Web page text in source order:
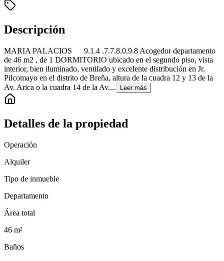
Descripción
MARIA PALACIOS 9.1.4 .7.7.8.0.9.8 Acogedor departamento
de 46 m2 , de 1 DORMITORIO ubicado en el segundo piso, vista
interior, bien iluminado, ventilado y excelente distribución en Jr.
Pilcomayo en el distrito de Breña, altura de la cuadra 12 y 13 de la
Av. Arica o la cuadra 14 de la Av....
Leer más
Detalles de la propiedad
Operación
Alquiler
Tipo de inmueble
Departamento
Área total
46 m²
Baños